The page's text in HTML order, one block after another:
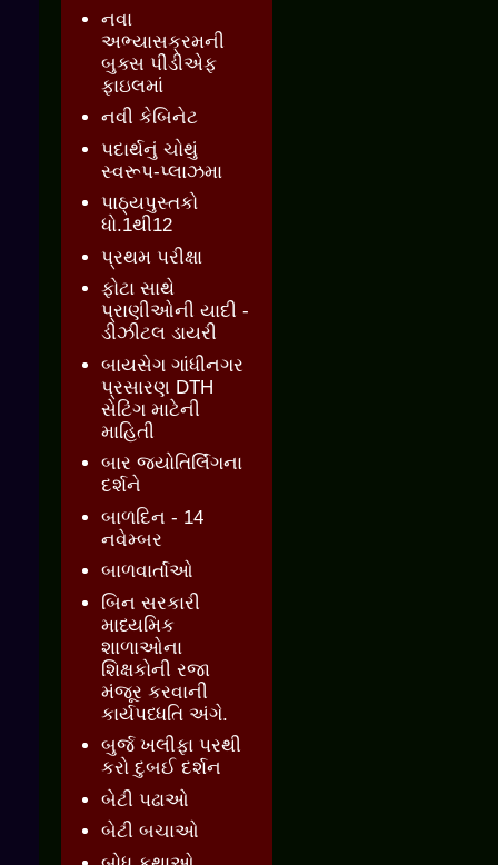
નવા
અભ્યાસક્રમની
બુક્સ પીડીએફ
ફાઇલમાં
નવી કેબિનેટ
પદાર્થનું ચોથું
સ્વરૂપ-પ્લાઝમા
પાઠ્યપુસ્તકો
ધો.1થી12
પ્રથમ પરીક્ષા
ફોટા સાથે
પ્રાણીઓની યાદી -
ડીઝીટલ ડાયરી
બાયસેગ ગાંધીનગર
પ્રસારણ DTH
સેટિંગ માટેની
માહિતી
બાર જ્‍યોતિર્લિંગના
દર્શને
બાળદિન - 14
નવેમ્બર
બાળવાર્તાઓ
બિન સરકારી
માધ્યમિક
શાળાઓના
શિક્ષકોની રજા
મંજૂર કરવાની
કાર્યપધ્ધતિ અંગે.
બુર્જ ખલીફા પરથી
કરો દુબઈ દર્શન
બેટી પઢાઓ
બેટી બચાઓ